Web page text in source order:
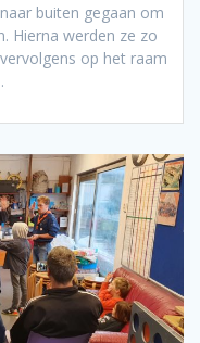
buiten gegaan om
Hierna werden ze zo
op het raam